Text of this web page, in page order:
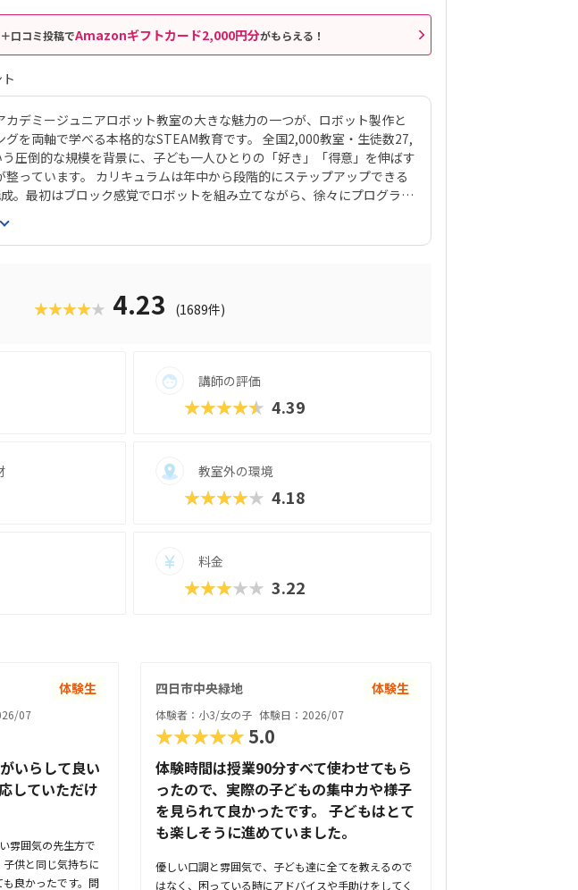
口コミ投稿でAmazonギフトカード2,000円分がもらえる！
カデミージュニアロボット教室の大きな魅力の一つが、ロボット製作と
グを両軸で学べる本格的なSTEAM教育です。 全国2,000教室・生徒数27,
圧倒的な規模を背景に、子ども一人ひとりの「好き」「得意」を伸ばす
整っています。 カリキュラムは年中から段階的にステップアップできる
。最初はブロック感覚でロボットを組み立てながら、徐々にプログラミ
わっていきます。 使用する教材は、ロボットクリエイター・高橋智隆先
されたオリジナルキットです。70種類以上のロボットが作れるパーツ構
に続けやすい点も特徴です。 月2回の90分授業では、ロボットを完成させ
らロボットを動かす経験は、創造力や論理的思考力を育むだけでなく、
★★★★★ 4.23 (1689件)
講師の評価
★★★★★ 4.39
教室外の環境
★★★★★ 4.18
料金
★★★★★ 3.22
体験生
07
いらして良い
していただけ
雰囲気の先生方で
供と同じ気持ちに
良かったです。問
四日市中央緑地 体験生
体験者：小3/女の子 体験日：2026/07
★★★★★5.0
体験時間は授業90分すべて使わせてもら
ったので、実際の子どもの集中力や様子
を見られて良かったです。 子どもはとて
も楽しそうに進めていました。
優しい口調と雰囲気で、子ども達に全てを教えるので
はなく、困っている時にアドバイスや手助けをしてく